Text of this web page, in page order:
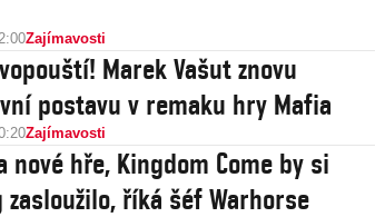
Zajímavosti
Marek Vašut znovu
postavu v remaku hry Mafia
Zajímavosti
nové hře, Kingdom Come by si
říká šéf Warhorse